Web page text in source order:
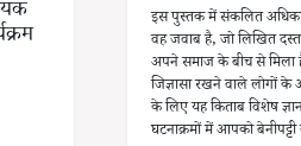
इस पुस्तक में संकलित
वह जवाब है, जो लिखित
अपने समाज के बीच से मिला
जिज्ञासा रखने वाले लोगों के
के लिए यह किताब विशेष
घटनाक्रमों में आपको